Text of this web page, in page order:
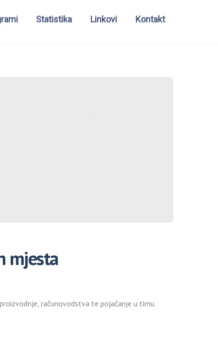
Statistika Linkovi Kontakt
mjesta
računovodstva te pojačanje u timu